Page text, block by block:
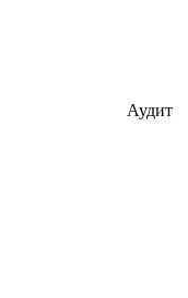
Аудит